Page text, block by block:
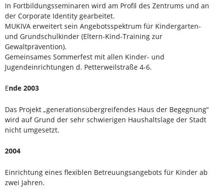
In Fortbildungsseminaren wird am Profil des Zentrums und an
der Corporate Identity gearbeitet.
MUKIVA erweitert sein Angebotsspektrum für Kindergarten-
und Grundschulkinder (Eltern-Kind-Training zur
Gewaltprävention).
Gemeinsames Sommerfest mit allen Kinder- und
Jugendeinrichtungen d. Petterweilstraße 4-6.
Ende 2003
Das Projekt „generationsübergreifendes Haus der Begegnung“
wird auf Grund der sehr schwierigen Haushaltslage der Stadt
nicht umgesetzt.
2004
Einrichtung eines flexiblen Betreuungsangebots für Kinder ab
zwei Jahren.